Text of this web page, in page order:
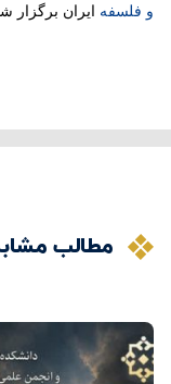
و فلسفه ایران برگزار
مطالب